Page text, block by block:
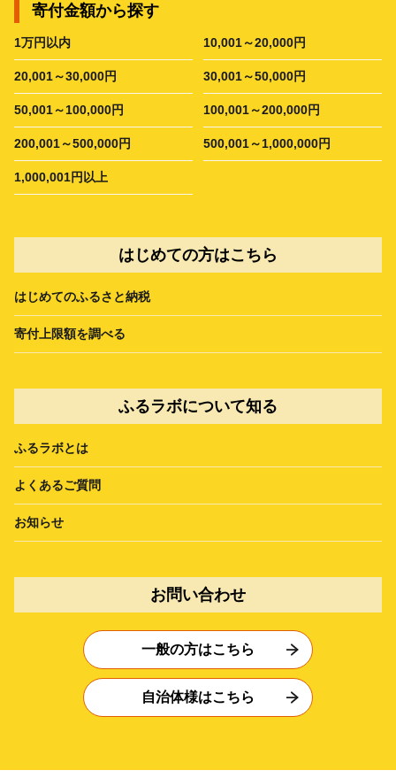
寄付金額から探す
1万円以内 10,001～20,000円
20,001～30,000円 30,001～50,000円
50,001～100,000円 100,001～200,000円
200,001～500,000円 500,001～1,000,000円
1,000,001円以上
はじめての方はこちら
はじめてのふるさと納税
寄付上限額を調べる
ふるラボについて知る
ふるラボとは
よくあるご質問
お知らせ
お問い合わせ
一般の方はこちら
自治体様はこちら